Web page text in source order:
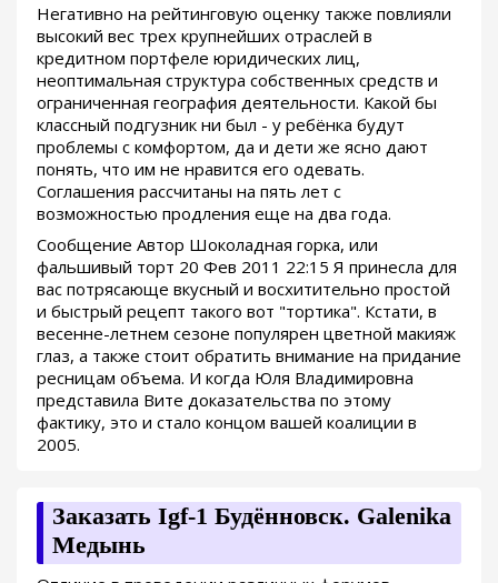
Негативно на рейтинговую оценку также повлияли
высокий вес трех крупнейших отраслей в
кредитном портфеле юридических лиц,
неоптимальная структура собственных средств и
ограниченная география деятельности. Какой бы
классный подгузник ни был - у ребёнка будут
проблемы с комфортом, да и дети же ясно дают
понять, что им не нравится его одевать.
Соглашения рассчитаны на пять лет с
возможностью продления еще на два года.
Сообщение Автор Шоколадная горка, или
фальшивый торт 20 Фев 2011 22:15 Я принесла для
вас потрясающе вкусный и восхитительно простой
и быстрый рецепт такого вот "тортика". Кстати, в
весенне-летнем сезоне популярен цветной макияж
глаз, а также стоит обратить внимание на придание
ресницам объема. И когда Юля Владимировна
представила Вите доказательства по этому
фактику, это и стало концом вашей коалиции в
2005.
Заказать Igf-1 Будённовск. Galenika
Медынь